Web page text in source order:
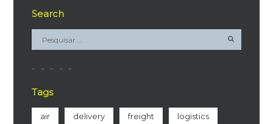
Search
Tags
air delivery freight logistics